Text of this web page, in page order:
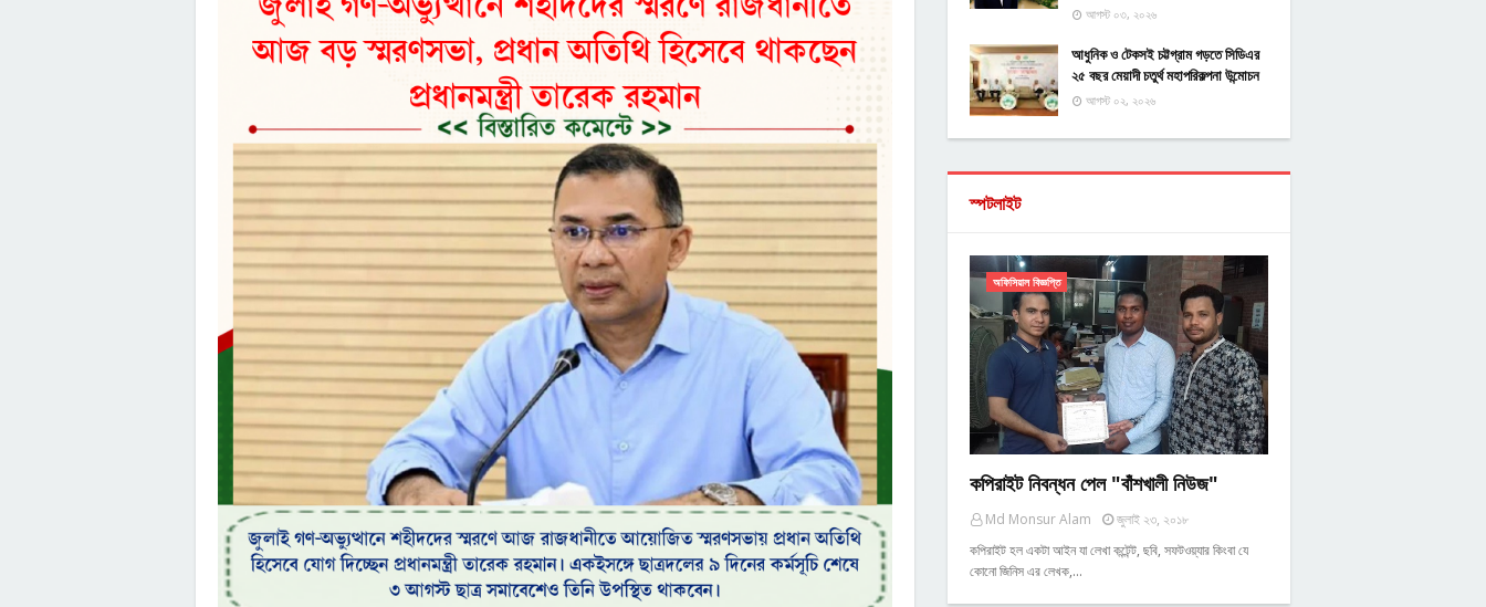
আগস্ট ০৩, ২০২৬
আধুনিক ও টেকসই চট্টগ্রাম গড়তে সিডিএর
২৫ বছর মেয়াদী চতুর্থ মহাপরিকল্পনা উন্মোচন
আগস্ট ০২, ২০২৬
স্পটলাইট
অফিসিয়াল বিজ্ঞপ্তি
কপিরাইট নিবন্ধন পেল "বাঁশখালী নিউজ"
Md Monsur Alam
জুলাই ২৩, ২০১৮
কপিরাইট হল একটা আইন যা লেখা কন্টেন্ট, ছবি, সফটওয়্যার কিংবা যে
কোনো জিনিস এর লেখক,…